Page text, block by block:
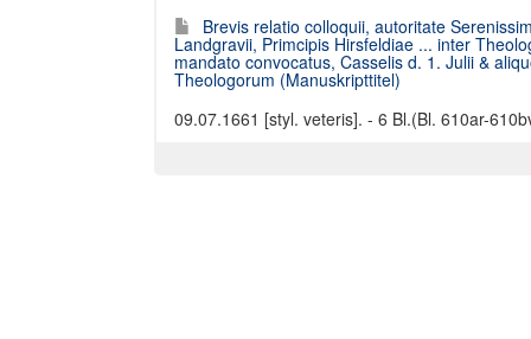
Brevis relatio colloquii, autoritate
Landgravii, Primcipis Hirsfeldiae ... inter
mandato convocatus, Casselis d. 1. Julii &
Theologorum (Manuskripttitel)
09.07.1661 [styl. veteris]. - 6 Bl.(Bl. 610ar-